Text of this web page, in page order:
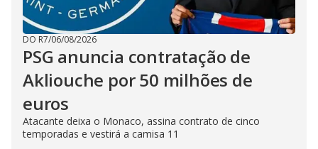
DO R7/06/08/2026
PSG anuncia contratação de
Akliouche por 50 milhões de
euros
Atacante deixa o Monaco, assina contrato de cinco
temporadas e vestirá a camisa 11